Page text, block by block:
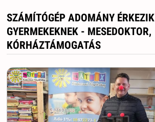
SZÁMÍTÓGÉP ADOMÁNY ÉRKEZIK
GYERMEKEKNEK - MESEDOKTOR,
KÓRHÁZTÁMOGATÁS